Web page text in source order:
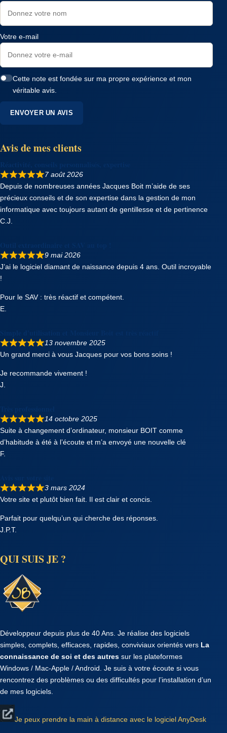
Votre e-mail
Cette note est fondée sur ma propre expérience et mon
véritable avis.
ENVOYER UN AVIS
Avis de mes clients
Réactivité, conseils personnalisés, expertise
7 août 2026
Depuis de nombreuses années Jacques Boit m’aide de ses
précieux conseils et de son expertise dans la gestion de mon
informatique avec toujours autant de gentillesse et de pertinence
C.J.
9 mai 2026
J’ai le logiciel diamant de naissance depuis 4 ans. Outil incroyable
!
Pour le SAV : très réactif et compétent.
E.
13 novembre 2025
Un grand merci à vous Jacques pour vos bons soins !
Je recommande vivement !
J.
14 octobre 2025
Suite à changement d’ordinateur, monsieur BOIT comme
d’habitude à été à l’écoute et m’a envoyé une nouvelle clé
F.
3 mars 2024
Votre site et plutôt bien fait. Il est clair et concis.
Parfait pour quelqu’un qui cherche des réponses.
J.P.T.
QUI SUIS JE ?
Développeur depuis plus de 40 Ans. Je réalise des logiciels
simples, complets, efficaces, rapides, conviviaux orientés vers La
connaissance de soi et des autres sur les plateformes
Windows / Mac-Apple / Android. Je suis à votre écoute si vous
rencontrez des problèmes ou des difficultés pour l’installation d’un
de mes logiciels.
Je peux prendre la main à distance avec le logiciel AnyDesk